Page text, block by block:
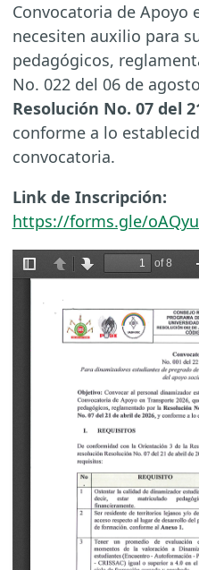
Convocatoria de Apoyo
necesiten auxilio para
pedagógicos,
No. 022 del 06 de
Resolución No. 07 del
conforme a lo
convocatoria.
Link de Inscripción:
https://forms.gle/